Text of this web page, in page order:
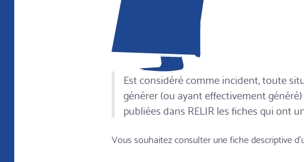
Est considéré comme incident, toute
générer (ou ayant effectivement
publiées dans RELIR les fiches qui ont
Vous souhaitez consulter une fiche descriptive